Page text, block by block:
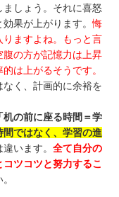
しょう。それに喜怒
果が上がります。悔
りますよね。もっと言
の方が記憶力は上昇
は上がるそうです。
く、計画的に余裕を
机の前に座る時間＝学
ではなく、学習の進
います。 全て自分の
ツコツと努力するこ